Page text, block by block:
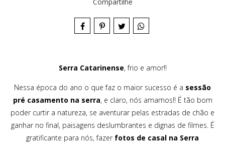
Serra Catarinense, frio e amor!!
Nessa época do ano o que faz o maior sucesso é a sessão
pré casamento na serra, e claro, nós amamos!! É tão bom
poder curtir a natureza, se aventurar pelas estradas de chão e
ganhar no final, paisagens deslumbrantes e dignas de filmes. É
gratificante para nós, fazer fotos de casal na Serra